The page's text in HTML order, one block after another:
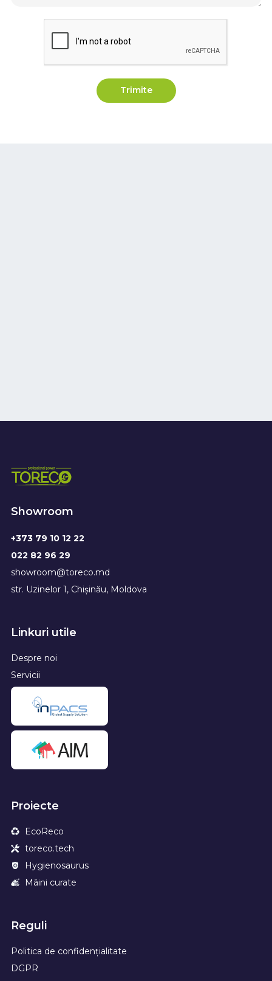
Trimite
Showroom
+373 79 10 12 22
022 82 96 29
showroom@toreco.md
str. Uzinelor 1, Chișinău, Moldova
Linkuri utile
Despre noi
Servicii
Proiecte
EcoReco
toreco.tech
Hygienosaurus
Mâini curate
Reguli
Politica de confidențialitate
DGPR